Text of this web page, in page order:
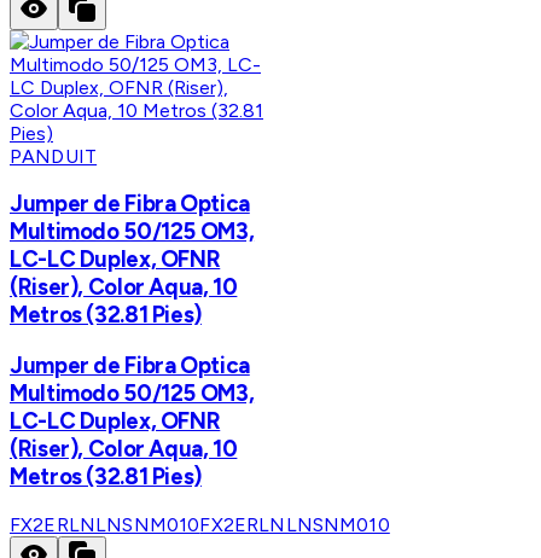
PANDUIT
Jumper de Fibra Optica
Multimodo 50/125 OM3,
LC-LC Duplex, OFNR
(Riser), Color Aqua, 10
Metros (32.81 Pies)
Jumper de Fibra Optica
Multimodo 50/125 OM3,
LC-LC Duplex, OFNR
(Riser), Color Aqua, 10
Metros (32.81 Pies)
FX2ERLNLNSNM010FX2ERLNLNSNM010